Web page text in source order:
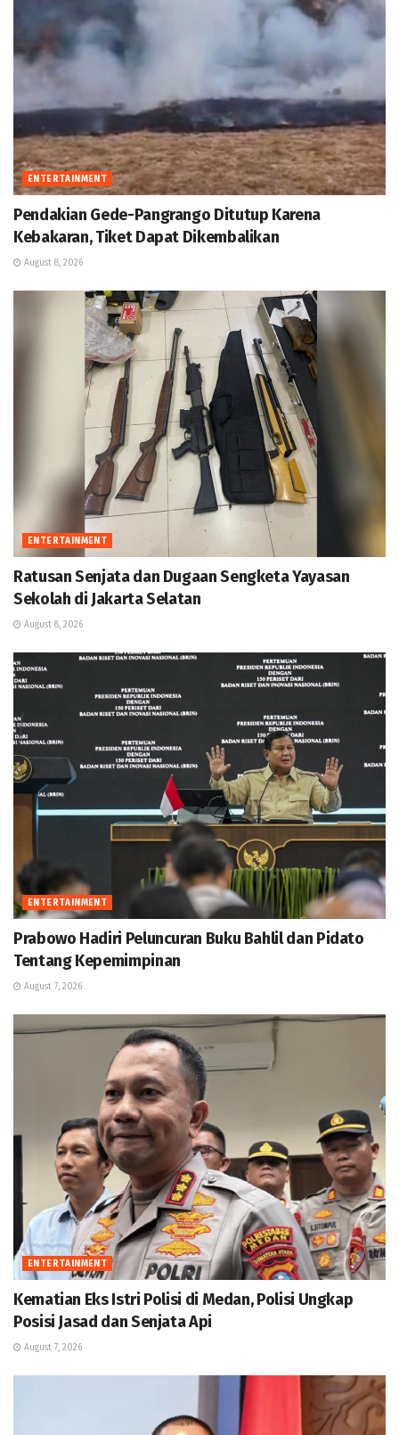
ENTERTAINMENT
Pendakian Gede-Pangrango Ditutup Karena
Kebakaran, Tiket Dapat Dikembalikan
August 8, 2026
ENTERTAINMENT
Ratusan Senjata dan Dugaan Sengketa Yayasan
Sekolah di Jakarta Selatan
August 8, 2026
ENTERTAINMENT
Prabowo Hadiri Peluncuran Buku Bahlil dan Pidato
Tentang Kepemimpinan
August 7, 2026
ENTERTAINMENT
Kematian Eks Istri Polisi di Medan, Polisi Ungkap
Posisi Jasad dan Senjata Api
August 7, 2026